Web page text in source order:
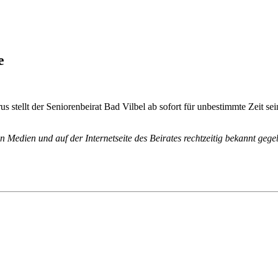
stellt der Seniorenbeirat Bad Vilbel ab sofort für unbestimmte Zeit
und auf der Internetseite des Beirates rechtzeitig bekannt